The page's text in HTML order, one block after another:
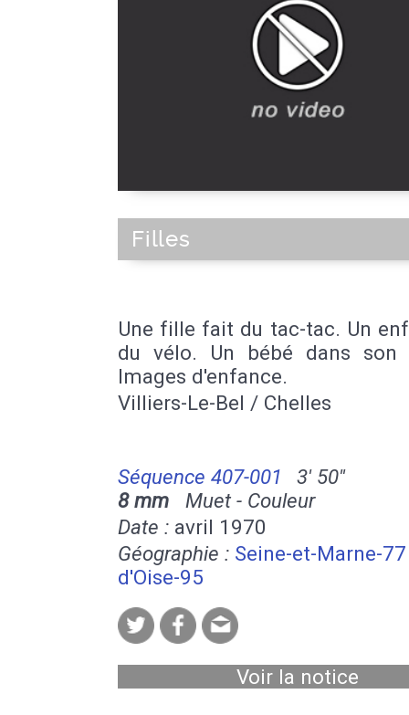
Filles
Une fille fait du tac-tac. Un
du vélo. Un bébé dans son
Images d'enfance.
Villiers-Le-Bel / Chelles
Séquence 407-001
3' 50''
8 mm Muet - Couleur
Date : avril 1970
Géographie : Seine-et-Marne-77
d'Oise-95
Voir la notice